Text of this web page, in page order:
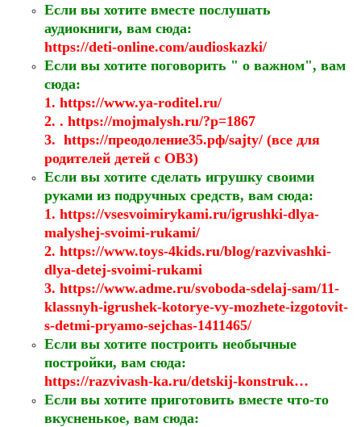
Если вы хотите вместе послушать
аудиокниги, вам сюда:
https://deti-online.com/audioskazki/
Если вы хотите поговорить " о важном", вам
сюда:
1. https://www.ya-roditel.ru/
2. . https://mojmalysh.ru/?p=1867
3. https://преодоление35.рф/sajty/ (все для
родителей детей с ОВЗ)
Если вы хотите сделать игрушку своими
руками из подручных средств, вам сюда:
1. https://vsesvoimirykami.ru/igrushki-dlya-
malyshej-svoimi-rukami/
2. https://www.toys-4kids.ru/blog/razvivashki-
dlya-detej-svoimi-rukami
3. https://www.adme.ru/svoboda-sdelaj-sam/11-
klassnyh-igrushek-kotorye-vy-mozhete-izgotovit-
s-detmi-pryamo-sejchas-1411465/
Если вы хотите построить необычные
постройки, вам сюда:
https://razvivash-ka.ru/detskij-konstruk…
Если вы хотите приготовить вместе что-то
вкусненькое, вам сюда: